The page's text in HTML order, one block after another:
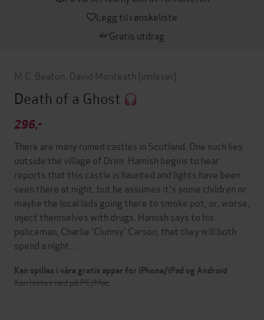
Legg til i ønskeliste
Gratis utdrag
M.C. Beaton David Monteath (innleser)
Death of a Ghost
296,-
There are many ruined castles in Scotland. One such lies
outside the village of Drim. Hamish begins to hear
reports that this castle is haunted and lights have been
seen there at night, but he assumes it's some children or
maybe the local lads going there to smoke pot, or, worse,
inject themselves with drugs. Hamish says to his
policeman, Charlie 'Clumsy' Carson, that they will both
spend a night…
Kan spilles i våre gratis apper for iPhone/iPad og Android
Kan lastes ned på PC/Mac